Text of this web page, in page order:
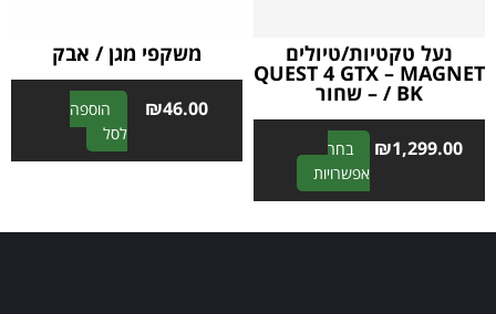
נעל טקטיות/טיולים
QUEST 4 GTX – MAGNET
/ BK – שחור
₪1,299.00
בחר
אפשרויות
l
משקפי מגן / אבק
₪46.00
הוספה
לסל
A
l
r